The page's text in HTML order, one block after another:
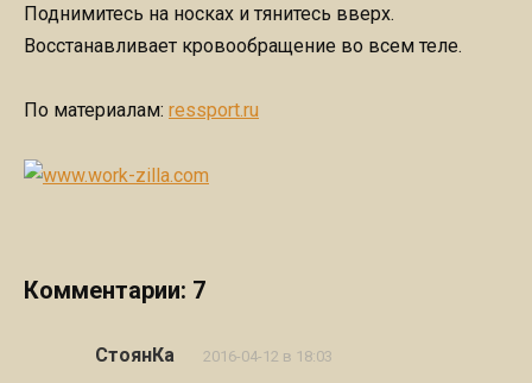
Поднимитесь на носках и тянитесь вверх.
Восстанавливает кровообращение во всем теле.
По материалам: ressport.ru
Комментарии: 7
СтоянКа 2016-04-12 в 18:03